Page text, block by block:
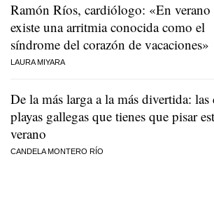
Ramón Ríos, cardiólogo: «En verano
existe una arritmia conocida como el
síndrome del corazón de vacaciones»
LAURA MIYARA
De la más larga a la más divertida: las
playas gallegas que tienes que pisar
verano
CANDELA MONTERO RÍO